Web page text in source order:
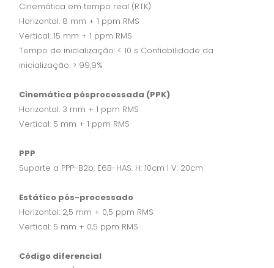
Cinemática em tempo real (RTK)
Horizontal: 8 mm + 1 ppm RMS
Vertical: 15 mm + 1 ppm RMS
Tempo de inicialização: < 10 s Confiabilidade da
inicialização: > 99,9%
Cinemática pósprocessada (PPK)
Horizontal: 3 mm + 1 ppm RMS
Vertical: 5 mm + 1 ppm RMS
PPP
Suporte a PPP-B2b, E6B-HAS. H: 10cm | V: 20cm
Estático pós-processado
Horizontal: 2,5 mm + 0,5 ppm RMS
Vertical: 5 mm + 0,5 ppm RMS
Código diferencial